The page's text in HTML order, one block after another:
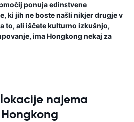
ponuja edinstvene
ki jih ne boste našli nikjer drugje v
to, ali iščete kulturno izkušnjo,
ima Hongkong nekaj za
najema